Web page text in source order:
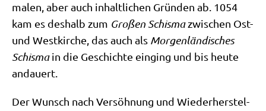
ma­len, aber auch inhalt­li­chen Grün­den ab. 1054
kam es des­halb zum Gro­ßen Schis­mazwi­schen Ost-
und West­kir­che, das auch als Mor­gen­län­di­sches
Schis­main die Geschich­te ein­ging und bis heu­te
andauert.
Der Wunsch nach Ver­söh­nung und Wie­der­her­stel­